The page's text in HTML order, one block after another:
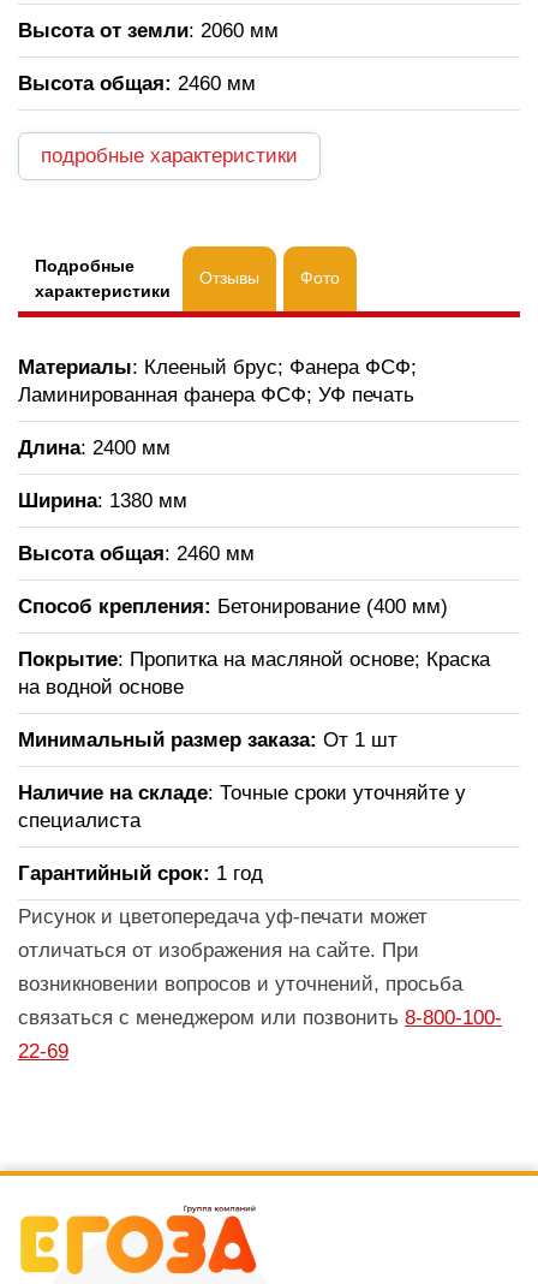
Высота от земли: 2060 мм
Высота общая: 2460 мм
подробные характеристики
Подробные
характеристики
Отзывы Фото
Материалы: Клееный брус; Фанера ФСФ;
Ламинированная фанера ФСФ; УФ печать
Длина: 2400 мм
Ширина: 1380 мм
Высота общая: 2460 мм
Способ крепления: Бетонирование (400 мм)
Покрытие: Пропитка на масляной основе; Краска
на водной основе
Минимальный размер заказа: От 1 шт
Наличие на складе: Точные сроки уточняйте у
специалиста
Гарантийный срок: 1 год
Рисунок и цветопередача уф-печати может
отличаться от изображения на сайте. При
возникновении вопросов и уточнений, просьба
связаться с менеджером или позвонить 8-800-100-
22-69